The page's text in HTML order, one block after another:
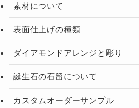
素材について
表面仕上げの種類
ダイアモンドアレンジと彫り
誕生石の石留について
カスタムオーダーサンプル